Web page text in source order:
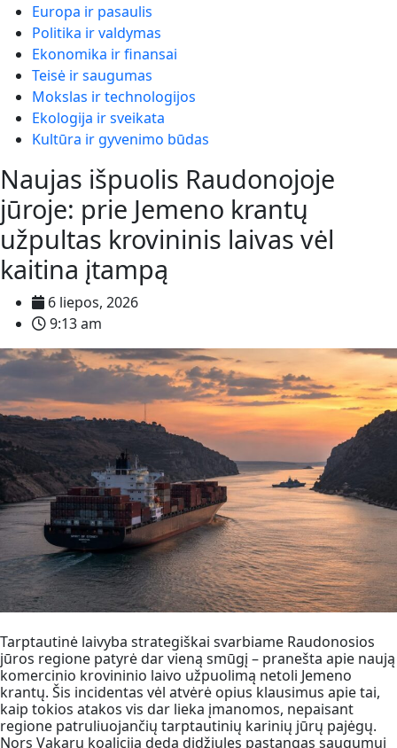
Europa ir pasaulis
Politika ir valdymas
Ekonomika ir finansai
Teisė ir saugumas
Mokslas ir technologijos
Ekologija ir sveikata
Kultūra ir gyvenimo būdas
Naujas išpuolis Raudonojoje
jūroje: prie Jemeno krantų
užpultas krovininis laivas vėl
kaitina įtampą
6 liepos, 2026
9:13 am
Tarptautinė laivyba strategiškai svarbiame Raudonosios
jūros regione patyrė dar vieną smūgį – pranešta apie naują
komercinio krovininio laivo užpuolimą netoli Jemeno
krantų. Šis incidentas vėl atvėrė opius klausimus apie tai,
kaip tokios atakos vis dar lieka įmanomos, nepaisant
regione patruliuojančių tarptautinių karinių jūrų pajėgų.
Nors Vakarų koalicija deda didžiules pastangas saugumui